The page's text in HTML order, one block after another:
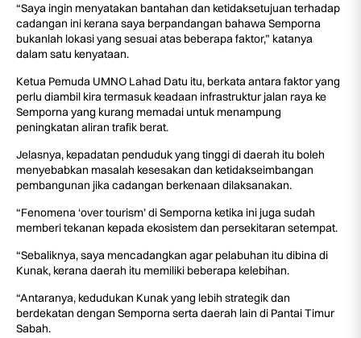
“Saya ingin menyatakan bantahan dan ketidaksetujuan terhadap
cadangan ini kerana saya berpandangan bahawa Semporna
bukanlah lokasi yang sesuai atas beberapa faktor,” katanya
dalam satu kenyataan.
Ketua Pemuda UMNO Lahad Datu itu, berkata antara faktor yang
perlu diambil kira termasuk keadaan infrastruktur jalan raya ke
Semporna yang kurang memadai untuk menampung
peningkatan aliran trafik berat.
Jelasnya, kepadatan penduduk yang tinggi di daerah itu boleh
menyebabkan masalah kesesakan dan ketidakseimbangan
pembangunan jika cadangan berkenaan dilaksanakan.
“Fenomena ‘over tourism’ di Semporna ketika ini juga sudah
memberi tekanan kepada ekosistem dan persekitaran setempat.
“Sebaliknya, saya mencadangkan agar pelabuhan itu dibina di
Kunak, kerana daerah itu memiliki beberapa kelebihan.
“Antaranya, kedudukan Kunak yang lebih strategik dan
berdekatan dengan Semporna serta daerah lain di Pantai Timur
Sabah.